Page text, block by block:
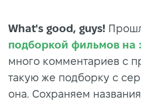
What's good, guys!
подборкой фильмов на
много комментариев с
такую же подборку с
она. Сохраняем